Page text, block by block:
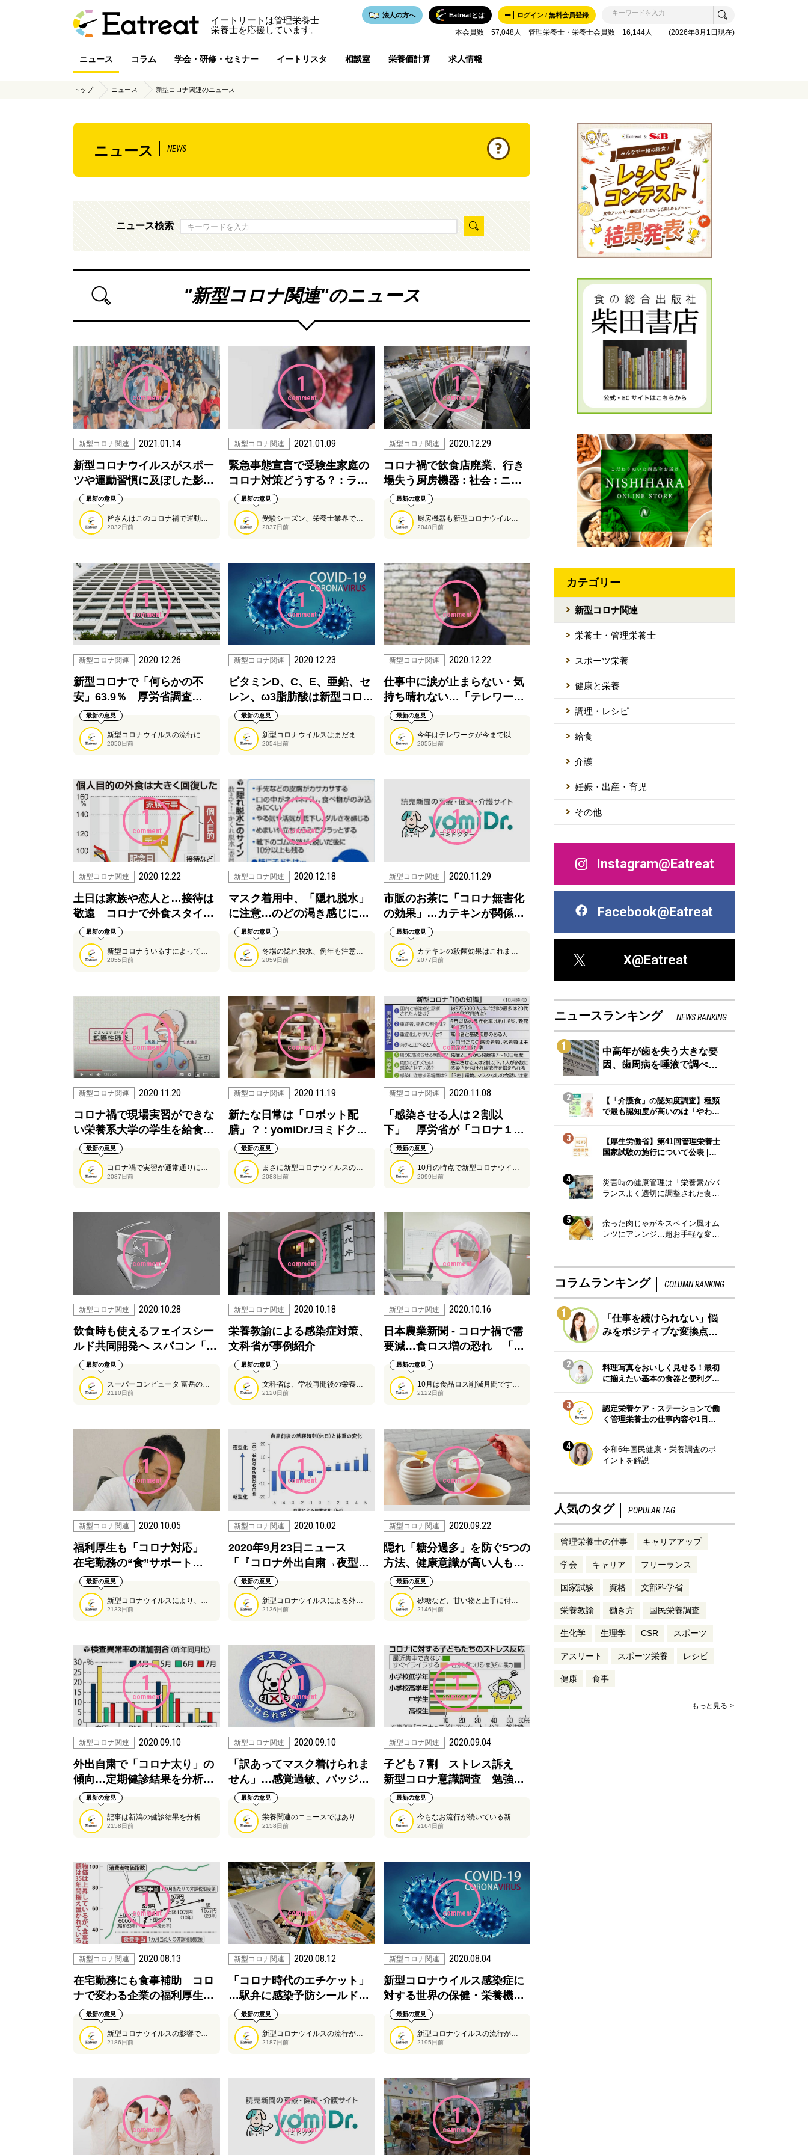
イートリートは管理栄養士
栄養士を応援しています。
ログイン / 無料会員登録
Eatreatとは
法人の方へ
本会員数 57,048人 管理栄養士・栄養士会員数 16,144人 (2026年8月1日現在)
ニュース コラム 学会・研修・セミナー イートリスタ 相談室 栄養価計算 求人情報
トップ ニュース 新型コロナ関連のニュース
ニュース NEWS
ニュース検索
"新型コロナ関連"のニュース
1
comment
新型コロナ関連 2021.01.14
新型コロナウイルスがスポー
ツや運動習慣に及ぼした影…
最新の意見
皆さんはこのコロナ禍で運動習慣に変化がありましたか？こちらの記事では、コロナ禍において国民の身体活動・運動の実施状況やスポーツ観戦等のニーズがどのように変化しているのかを把握するための調査の結果についてを紹介しています。
2032日前
1
comment
新型コロナ関連 2021.01.09
緊急事態宣言で受験生家庭の
コロナ対策どうする？ : ラ…
最新の意見
受験シーズン、栄養士業界でも来月末には管理栄養士の国家試験が行われます。こちらの記事では、受験生に対して感染防止対策のポイントがまとめられています。受験生の皆さん、ぜひ参考にしてみてください。
2037日前
1
comment
新型コロナ関連 2020.12.29
コロナ禍で飲食店廃業、行き
場失う厨房機器 : 社会 : ニ…
最新の意見
厨房機器も新型コロナウイルスの影響を受けています。
2048日前
1
comment
新型コロナ関連 2020.12.26
新型コロナで「何らかの不
安」63.9％ 厚労省調査…
最新の意見
新型コロナウイルスの流行により、多くの世代で運動量が減っているのではないでしょうか。また、ストレスにより食生活に乱れが出ている人もいるようです。
2050日前
1
comment
新型コロナ関連 2020.12.23
ビタミンD、C、E、亜鉛、セ
レン、ω3脂肪酸は新型コロ…
最新の意見
新型コロナウイルスはまだまだわからないところが多いですが、これまで報告されてきた中での栄養素と新型コロナ感染症リスク抑制の関係についてまとめて紹介している記事です。
2054日前
1
comment
新型コロナ関連 2020.12.22
仕事中に涙が止まらない・気
持ち晴れない…「テレワー…
最新の意見
今年はテレワークが今まで以上に普及した年でしたが、テレワークならではの悩みを抱える人も多くいるようです。
2055日前
1
comment
新型コロナ関連 2020.12.22
土日は家族や恋人と…接待は
敬遠 コロナで外食スタイ…
最新の意見
新型コロナういるすによって外食をする機会も大きく様変わりしていますね。
2055日前
1
comment
新型コロナ関連 2020.12.18
マスク着用中、「隠れ脱水」
に注意…のどの渇き感じに…
最新の意見
冬場の隠れ脱水、例年も注意を促されていますが、今年は夏同様マスクを着用しているため気づきにくく、例年以上に注意が必要です。
2059日前
1
comment
新型コロナ関連 2020.11.29
市販のお茶に「コロナ無害化
の効果」…カテキンが関係…
最新の意見
カテキンの殺菌効果はこれまでも言われていますが、新型コロナウイルスに有効だと嬉しいですね。
2077日前
1
comment
新型コロナ関連 2020.11.20
コロナ禍で現場実習ができな
い栄養系大学の学生を給食…
最新の意見
コロナ禍で実習が通常通りにできない栄養系学部の学生さんに向けたプログラムを紹介しています。
2087日前
1
comment
新型コロナ関連 2020.11.19
新たな日常は「ロボット配
膳」？ : yomiDr./ヨミドク…
最新の意見
まさに新型コロナウイルスの第3波がきておりますのが、これからの外食店舗ではよく見る光景となるのでしょうか。
2088日前
1
comment
新型コロナ関連 2020.11.08
「感染させる人は２割以
下」 厚労省が「コロナ１…
最新の意見
10月の時点で新型コロナウイルスに関して判明している内容を厚生労働省がまとめました。
2099日前
1
comment
新型コロナ関連 2020.10.28
飲食時も使えるフェイスシー
ルド共同開発へ スパコン「…
最新の意見
スーパーコンピュータ 富岳の知見を取り入れたフェイスシールドが開発されているそうです。
2110日前
1
comment
新型コロナ関連 2020.10.18
栄養教諭による感染症対策、
文科省が事例紹介
最新の意見
文科省は、学校再開後の栄養教諭の取組について実践事例をまとめました。
2120日前
1
comment
新型コロナ関連 2020.10.16
日本農業新聞 - コロナ禍で需
要減…食ロス増の恐れ 「…
最新の意見
10月は食品ロス削減月間です。日本の食品ロスの量は、政府の目標値に程遠い状態です。今月は食品ロス削減について今一度考ええていきたいですね。
2122日前
1
comment
新型コロナ関連 2020.10.05
福利厚生も「コロナ対応」
在宅勤務の“食”サポート…
最新の意見
新型コロナウイルスにより、福利厚生のあり方も変わってきているようです。
2133日前
1
comment
新型コロナ関連 2020.10.02
2020年9月23日ニュース
「『コロナ外出自粛→夜型…
最新の意見
新型コロナウイルスによる外出自粛によって人々の生活時間はどのようになったのか、早稲田大学理工学術院などの研究グループによって行われてた約3万人の調査についてが掲載されています。
2136日前
1
comment
新型コロナ関連 2020.09.22
隠れ「糖分過多」を防ぐ5つの
方法、健康意識が高い人も…
最新の意見
砂糖など、甘い物と上手に付き合う方法について栄養士が解説しています。
2146日前
1
comment
新型コロナ関連 2020.09.10
外出自粛で「コロナ太り」の
傾向…定期健診結果を分析…
最新の意見
記事は新潟の健診結果を分析したものになりますが、恐らく多くの県で同じような傾向にあるのではないでしょうか。
2158日前
1
comment
新型コロナ関連 2020.09.10
「訳あってマスク着けられま
せん」…感覚過敏、バッジ…
最新の意見
栄養関連のニュースではありませんが、知っていただきたい情報だと思い掲載しました。
2158日前
1
comment
新型コロナ関連 2020.09.04
子ども７割 ストレス訴え
新型コロナ意識調査 勉強…
最新の意見
今もなお流行が続いている新型コロナウイルスですが、子ども達に大きな影響を与えているようです。国立成育医療研究センターの調査結果がこちらの記事に掲載されています。
2164日前
1
comment
新型コロナ関連 2020.08.13
在宅勤務にも食事補助 コロ
ナで変わる企業の福利厚生…
最新の意見
新型コロナウイルスの影響で福利厚生にも変化がでているようです。
2186日前
1
comment
新型コロナ関連 2020.08.12
「コロナ時代のエチケット」
…駅弁に感染予防シールド…
最新の意見
新型コロナウイルスの流行が今も続いております。感染対策について様々な工夫がなされていますが、こちらの記事では、感染対策を施した駅弁を紹介しています。
2187日前
1
comment
新型コロナ関連 2020.08.04
新型コロナウイルス感染症に
対する世界の保健・栄養機…
最新の意見
新型コロナウイルスの流行が、日本でも全国的に広がり始めています。未だに治療法が確立されていませんが、こちらは国際的な健康政策関連機関や、各国々の行政府から出されている栄養摂取に関する推奨事項をまとめた記事です。
2195日前
1
comment
1
comment
1
comment
カテゴリー
新型コロナ関連
栄養士・管理栄養士
スポーツ栄養
健康と栄養
調理・レシピ
給食
介護
妊娠・出産・育児
その他
Instagram@Eatreat
Facebook@Eatreat
X@Eatreat
ニュースランキング NEWS RANKING
1
中高年が歯を失う大きな要
因、歯周病を唾液で調べ…
2
【「介護食」の認知度調査】種類
で最も認知度が高いのは「やわ…
3
【厚生労働省】第41回管理栄養士
国家試験の施行について公表 |…
4
災害時の健康管理は「栄養素がバ
ランスよく適切に調整された食…
5
余った肉じゃがをスペイン風オム
レツにアレンジ…超お手軽な変…
コラムランキング COLUMN RANKING
1
「仕事を続けられない」悩
みをポジティブな変換点…
2
料理写真をおいしく見せる！最初
に揃えたい基本の食器と便利グ…
3
認定栄養ケア・ステーションで働
く管理栄養士の仕事内容や1日…
4
令和6年国民健康・栄養調査のポ
イントを解説
人気のタグ POPULAR TAG
管理栄養士の仕事 キャリアアップ
学会 キャリア フリーランス
国家試験 資格 文部科学省
栄養教諭 働き方 国民栄養調査
生化学 生理学 CSR スポーツ
アスリート スポーツ栄養 レシピ
健康 食事
もっと見る